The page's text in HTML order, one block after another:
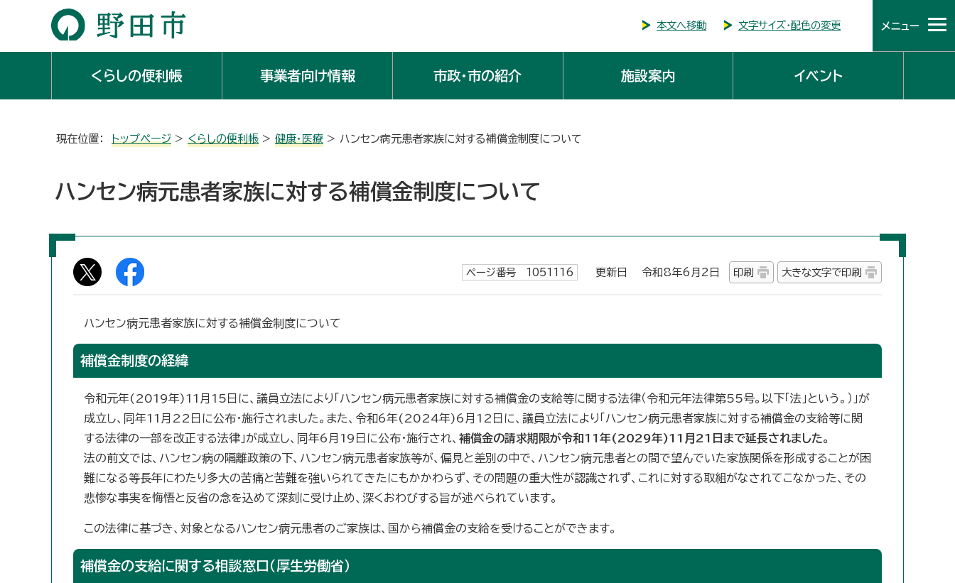
本文へ移動 文字サイズ・配色の変更 メニュー
くらしの便利帳 事業者向け情報 市政・市の紹介 施設案内 イベント
現在位置： トップページ > くらしの便利帳 > 健康・医療 > ハンセン病元患者家族に対する補償金制度について
ハンセン病元患者家族に対する補償金制度について
ページ番号 1051116 更新日 令和8年6月2日 印刷 大きな文字で印刷
ハンセン病元患者家族に対する補償金制度について
補償金制度の経緯
令和元年(2019年)11月15日に、議員立法により「ハンセン病元患者家族に対する補償金の支給等に関する法律（令和元年法律第55号。以下「法」という。）」が
成立し、同年11月22日に公布・施行されました。また、令和6年(2024年)6月12日に、議員立法により「ハンセン病元患者家族に対する補償金の支給等に関
する法律の一部を改正する法律」が成立し、同年6月19日に公布・施行され、 補償金の請求期限が令和11年(2029年)11月21日まで延長されました。
法の前文では、ハンセン病の隔離政策の下、ハンセン病元患者家族等が、偏見と差別の中で、ハンセン病元患者との間で望んでいた家族関係を形成することが困
難になる等長年にわたり多大の苦痛と苦難を強いられてきたにもかかわらず、その問題の重大性が認識されず、これに対する取組がなされてこなかった、その
悲惨な事実を悔悟と反省の念を込めて深刻に受け止め、深くおわびする旨が述べられています。
この法律に基づき、対象となるハンセン病元患者のご家族は、国から補償金の支給を受けることができます。
補償金の支給に関する相談窓口（厚生労働省）